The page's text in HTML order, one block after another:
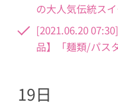
の大人気伝統ス
[2021.06.20
品】「麺類/パス
19日